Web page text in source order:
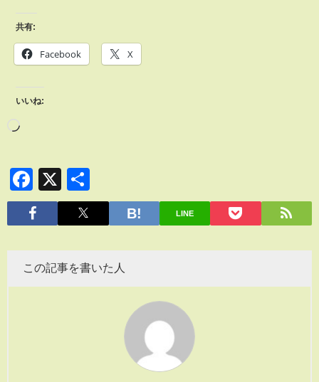
共有:
Facebook X
いいね:
Facebook
X
有
LINE
この記事を書いた人